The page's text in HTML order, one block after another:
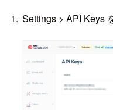
Settings > API Keys